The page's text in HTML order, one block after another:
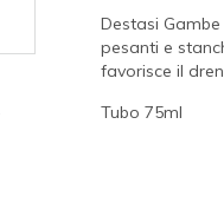
Destasi
pesanti e
favorisce il
Tubo 75ml